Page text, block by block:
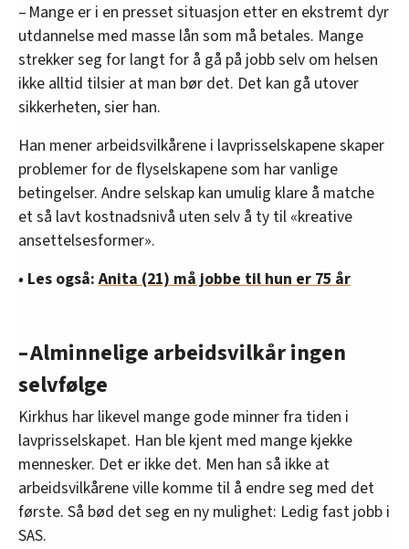
– Mange er i en presset situasjon etter en ekstremt dyr
utdannelse med masse lån som må betales. Mange
strekker seg for langt for å gå på jobb selv om helsen
ikke alltid tilsier at man bør det. Det kan gå utover
sikkerheten, sier han.
Han mener arbeidsvilkårene i lavprisselskapene skaper
problemer for de flyselskapene som har vanlige
betingelser. Andre selskap kan umulig klare å matche
et så lavt kostnadsnivå uten selv å ty til «kreative
ansettelsesformer».
• Les også:Anita (21) må jobbe til hun er 75 år
– Alminnelige arbeidsvilkår ingen
selvfølge
Kirkhus har likevel mange gode minner fra tiden i
lavprisselskapet. Han ble kjent med mange kjekke
mennesker. Det er ikke det. Men han så ikke at
arbeidsvilkårene ville komme til å endre seg med det
første. Så bød det seg en ny mulighet: Ledig fast jobb i
SAS.